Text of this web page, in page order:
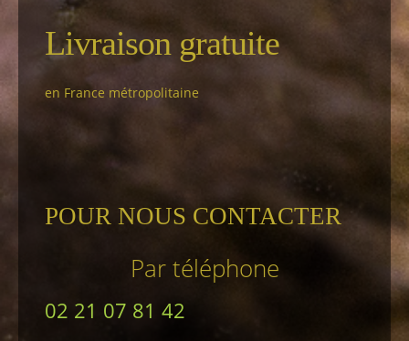
Livraison gratuite
en France métropolitaine
POUR NOUS CONTACTER
Par téléphone
02 21 07 81 42